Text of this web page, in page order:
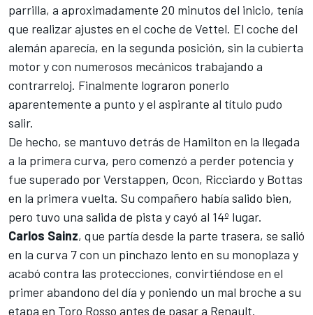
parrilla, a aproximadamente 20 minutos del inicio, tenía
que realizar ajustes en el coche de Vettel. El coche del
alemán aparecía, en la segunda posición, sin la cubierta
motor y con numerosos mecánicos trabajando a
contrarreloj. Finalmente lograron ponerlo
aparentemente a punto y el aspirante al título pudo
salir.
De hecho, se mantuvo detrás de Hamilton en la llegada
a la primera curva, pero comenzó a perder potencia y
fue superado por Verstappen, Ocon, Ricciardo y Bottas
en la primera vuelta. Su compañero había salido bien,
pero tuvo una salida de pista y cayó al 14º lugar.
Carlos Sainz, que partía desde la parte trasera, se salió
en la curva 7 con un pinchazo lento en su monoplaza y
acabó contra las protecciones, convirtiéndose en el
primer abandono del día y poniendo un mal broche a su
etapa en Toro Rosso antes de pasar a Renault.